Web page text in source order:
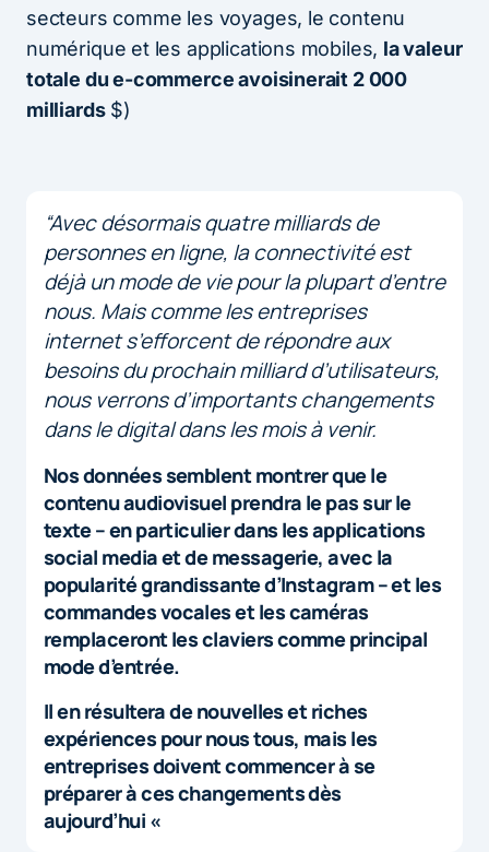
secteurs comme les voyages, le contenu
numérique et les applications mobiles, la valeur
totale du e-commerce avoisinerait 2 000
milliards$)
“Avec désormais quatre milliards de
personnes en ligne, la connectivité est
déjà un mode de vie pour la plupart d’entre
nous. Mais comme les entreprises
internet s’efforcent de répondre aux
besoins du prochain milliard d’utilisateurs,
nous verrons d’importants changements
dans le digital dans les mois à venir.
Nos données semblent montrer que le
contenu audiovisuel prendra le pas sur le
texte – en particulier dans les applications
social media et de messagerie, avec la
popularité grandissante d’Instagram – et les
commandes vocales et les caméras
remplaceront les claviers comme principal
mode d’entrée.
Il en résultera de nouvelles et riches
expériences pour nous tous, mais les
entreprises doivent commencer à se
préparer à ces changements dès
aujourd’hui «